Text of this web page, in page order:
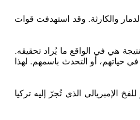
والكارثة. وقد استهدفت قوات
هي في الواقع ما يُراد تحقيقه.
حياتهم، أو التحدث باسمهم. لهذا
الإمبريالي الذي تُجرّ إليه تركيا